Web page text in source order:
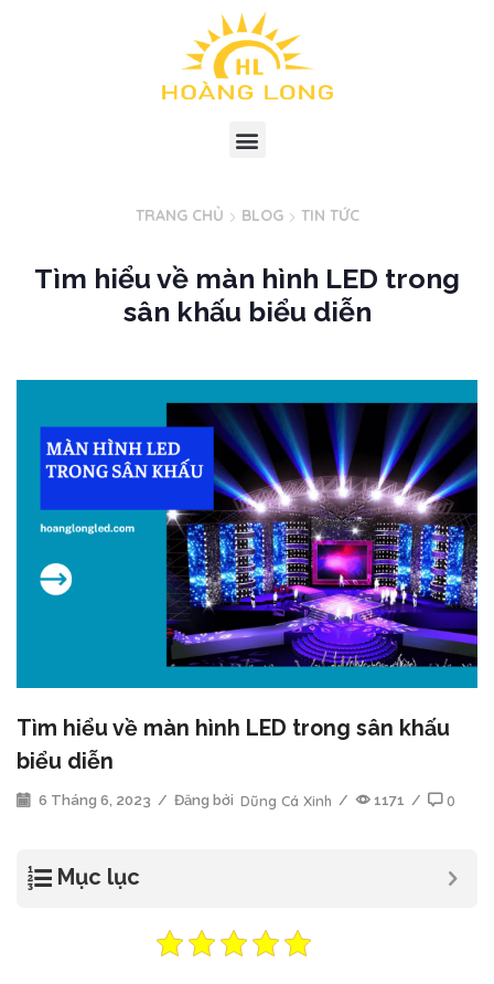
TRANG CHỦ BLOG TIN TỨC
Tìm hiểu về màn hình LED trong
sân khấu biểu diễn
Tìm hiểu về màn hình LED trong sân khấu
biểu diễn
6 Tháng 6, 2023 / Đăng bởi Dũng Cá Xinh / 1171 / 0
Mục lục